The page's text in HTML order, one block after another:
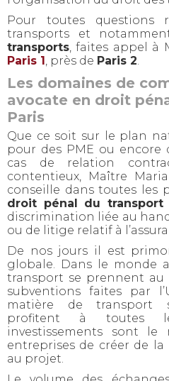
Pour toutes questions
transports et
transports, faites appel à
Paris 1, près de Paris 2.
Les domaines de
avocate en droit
Paris
Que ce soit sur le plan
pour des PME ou encore
cas de relation
contentieux, Maître
conseille dans toutes les
droit pénal du transport
discrimination liée au
ou de litige relatif à
De nos jours il est
globale. Dans le monde
transport se prennent au
subventions faites par
matière de transport
profitent à toutes
investissements sont le
entreprises de créer de
au projet.